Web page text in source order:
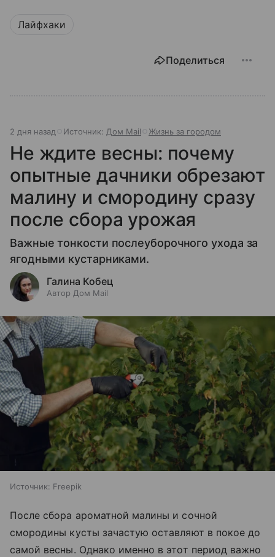
Лайфхаки
Поделиться
2 дня назад Источник: Дом Mail Жизнь за городом
Не ждите весны: почему
опытные дачники обрезают
малину и смородину сразу
после сбора урожая
Важные тонкости послеуборочного ухода за
ягодными кустарниками.
Галина Кобец
Автор Дом Mail
Источник: Freepik
После сбора ароматной малины и сочной
смородины кусты зачастую оставляют в покое до
самой весны. Однако именно в этот период важно